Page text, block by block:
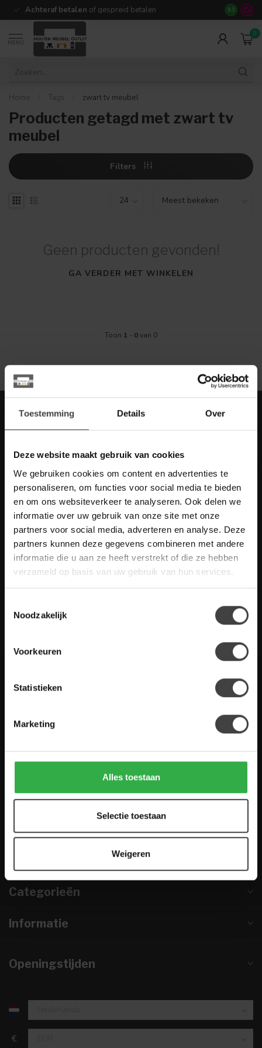
Toestemming Details Over
Deze website maakt gebruik van cookies
We gebruiken cookies om content en advertenties te
personaliseren, om functies voor social media te bieden
en om ons websiteverkeer te analyseren. Ook delen we
informatie over uw gebruik van onze site met onze
partners voor social media, adverteren en analyse. Deze
partners kunnen deze gegevens combineren met andere
informatie die u aan ze heeft verstrekt of die ze hebben
verzameld op basis van uw gebruik van hun services.
Noodzakelijk
Voorkeuren
Statistieken
Marketing
Alles toestaan
Selectie toestaan
Weigeren
Achteraf betalen of gespreid betalen 14 dagen
9.3
MENU
0
Home Tags zwart tv meubel
Producten getagd met zwart tv
meubel
Filters
Geen producten gevonden!
GA VERDER MET WINKELEN
Toon 1 - 0van 0
Meer informatie
Heb je vragen over onze artikelen of jouw aankoop? Bekijk dan
de klantenservice pagina. Daar staan antwoorden op veel
gestelde vragen. Staat jouw vraag er niet tussen? Dan staat er
ook vermeld hoe je contact met ons kunt opnemen.
Klantenservice
Meld je aan voor onze nieuwbrief met
scherpe acties
Houten Meubel Outlet
info@houtenmeubeloutlet.nl
NL857253633B01
Categorieën
Informatie
Openingstijden
€